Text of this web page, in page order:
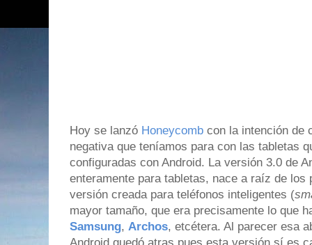
Hoy se lanzó Honeycomb con la intención de
negativa que teníamos para con las tabletas
configuradas con Android. La versión 3.0 de
enteramente para tabletas, nace a raíz de los
versión creada para teléfonos inteligentes (
mayor tamaño, que era precisamente lo que
Samsung, Archos, etcétera. Al parecer esa